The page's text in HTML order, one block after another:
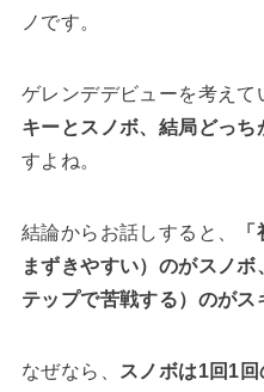
ノです。
ゲレンデデビューを考えて
キーとスノボ、結局どっち
すよね。
結論からお話しすると、
まずきやすい）のがスノ
テップで苦戦する）のがス
なぜなら、
スノボは1回1